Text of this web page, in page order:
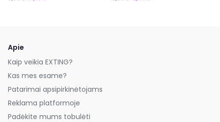
Apie
Kaip veikia EXTING?
Kas mes esame?
Patarimai apsipirkinėtojams
Reklama platformoje
Padėkite mums tobulėti